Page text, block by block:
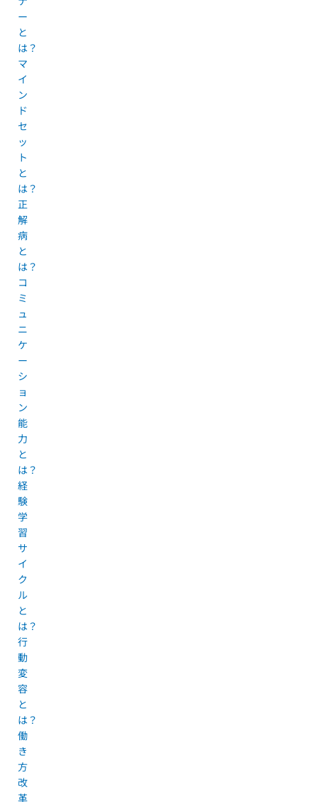
ー
と
は？
マ
イ
ン
ド
セ
ッ
ト
と
は？
正
解
病
と
は？
コ
ミ
ュ
ニ
ケ
ー
シ
ョ
ン
能
力
と
は？
経
験
学
習
サ
イ
ク
ル
と
は？
行
動
変
容
と
は？
働
き
方
改
革